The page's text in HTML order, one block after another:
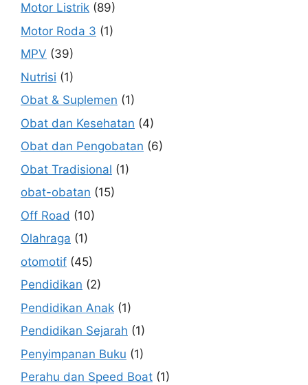
Motor Listrik (89)
Motor Roda 3 (1)
MPV (39)
Nutrisi (1)
Obat & Suplemen (1)
Obat dan Kesehatan (4)
Obat dan Pengobatan (6)
Obat Tradisional (1)
obat-obatan (15)
Off Road (10)
Olahraga (1)
otomotif (45)
Pendidikan (2)
Pendidikan Anak (1)
Pendidikan Sejarah (1)
Penyimpanan Buku (1)
Perahu dan Speed Boat (1)